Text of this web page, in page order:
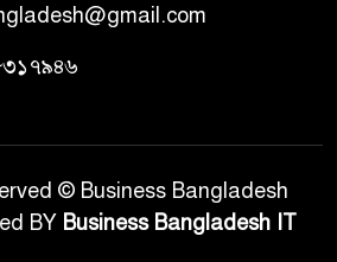
© Business Bangladesh
BY Business Bangladesh IT